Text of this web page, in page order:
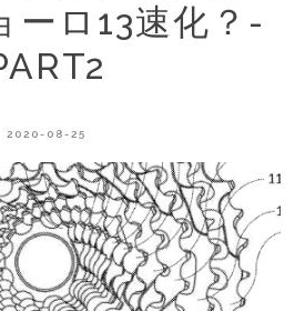
ーロ13速化？-
2020-08-25